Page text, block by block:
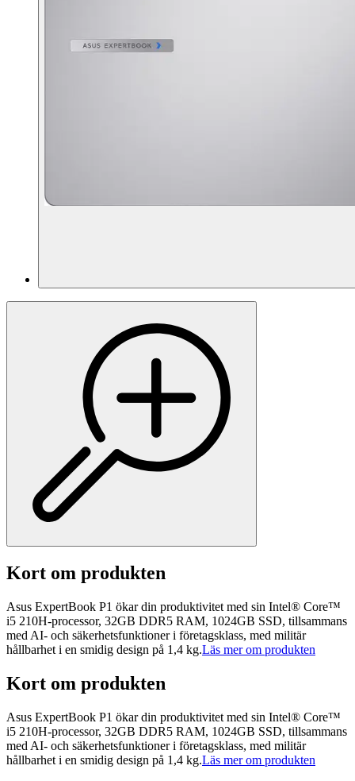
Kort om produkten
Asus ExpertBook P1 ökar din produktivitet med sin Intel® Core™
i5 210H-processor, 32GB DDR5 RAM, 1024GB SSD, tillsammans
med AI- och säkerhetsfunktioner i företagsklass, med militär
hållbarhet i en smidig design på 1,4 kg.Läs mer om produkten
Kort om produkten
Asus ExpertBook P1 ökar din produktivitet med sin Intel® Core™
i5 210H-processor, 32GB DDR5 RAM, 1024GB SSD, tillsammans
med AI- och säkerhetsfunktioner i företagsklass, med militär
hållbarhet i en smidig design på 1,4 kg.Läs mer om produkten